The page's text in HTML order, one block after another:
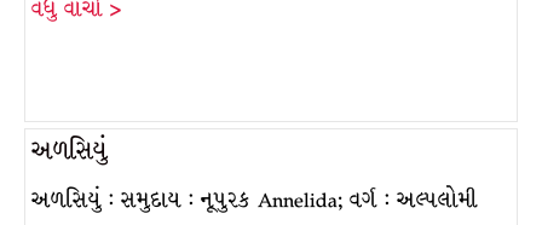
વધુ વાંચો >
અળસિયું
અળસિયું : સમુદાય : નૂપુરક Annelida; વર્ગ : અલ્પલોમી